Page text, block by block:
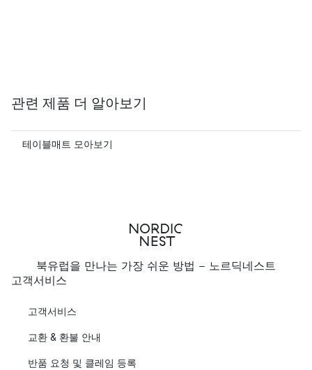
관련 제품 더 알아보기
테이블매트 모아보기
북유럽을 만나는 가장 쉬운 방법 - 노르딕네스트
고객서비스
고객서비스
교환 & 환불 안내
반품 요청 및 클레임 등록